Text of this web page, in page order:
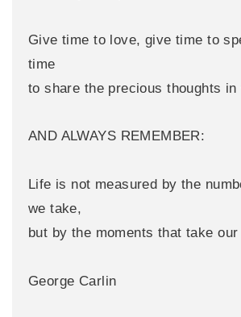
Give time to love, give time to
time
to share the precious thoughts in
AND ALWAYS REMEMBER:
Life is not measured by the
we take,
but by the moments that take
George Carlin